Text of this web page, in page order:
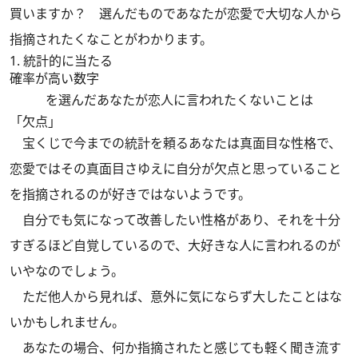
買いますか？ 選んだものであなたが恋愛で大切な人から
指摘されたくなことがわかります。
1. 統計的に当たる
確率が高い数字
を選んだあなたが恋人に言われたくないことは
「欠点」
宝くじで今までの統計を頼るあなたは真面目な性格で、
恋愛ではその真面目さゆえに自分が欠点と思っていること
を指摘されるのが好きではないようです。
自分でも気になって改善したい性格があり、それを十分
すぎるほど自覚しているので、大好きな人に言われるのが
いやなのでしょう。
ただ他人から見れば、意外に気にならず大したことはな
いかもしれません。
あなたの場合、何か指摘されたと感じても軽く聞き流す